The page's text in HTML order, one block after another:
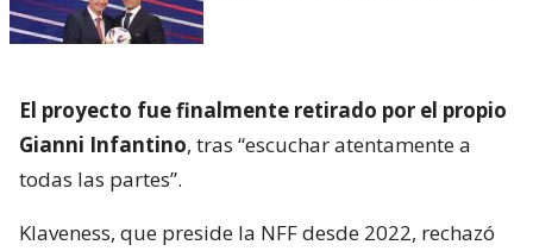
El proyecto fue finalmente retirado por el propio
Gianni Infantino, tras “escuchar atentamente a
todas las partes”.
Klaveness, que preside la NFF desde 2022, rechazó